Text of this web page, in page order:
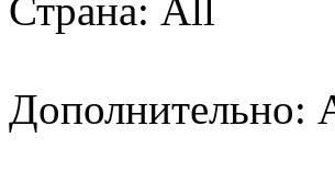
Страна: All
Дополнительно: